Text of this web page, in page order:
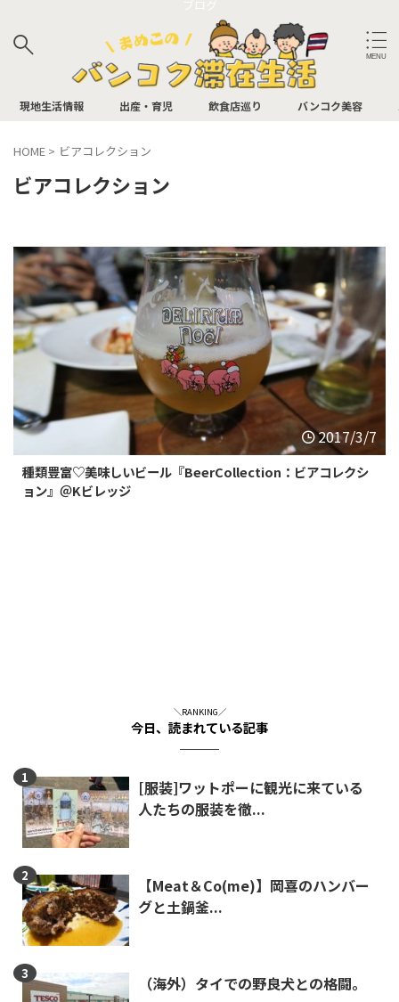
サイト内検索
バンコク飲食店
パン屋
ビュッフェ
BAR
カフェ
中華
日本食
お肉
タイ料理
多国籍
バンコク飲食店（最寄り駅別）
BTSセントルイス
BTSアーリー
BTSチットロム
BTSチョンノンシー
BTSエカマイ
BTSナナ
現地生活情報 出産・育児 飲食店巡り バンコク美容
HOME > ビアコレクション
ビアコレクション
2017/3/7
種類豊富♡美味しいビール『BeerCollection：ビアコレクシ
ョン』＠Kビレッジ
＼RANKING／
今日、読まれている記事
[服装]ワットポーに観光に来ている
人たちの服装を徹...
【Meat＆Co(me)】岡喜のハンバー
グと土鍋釜...
（海外）タイでの野良犬との格闘。